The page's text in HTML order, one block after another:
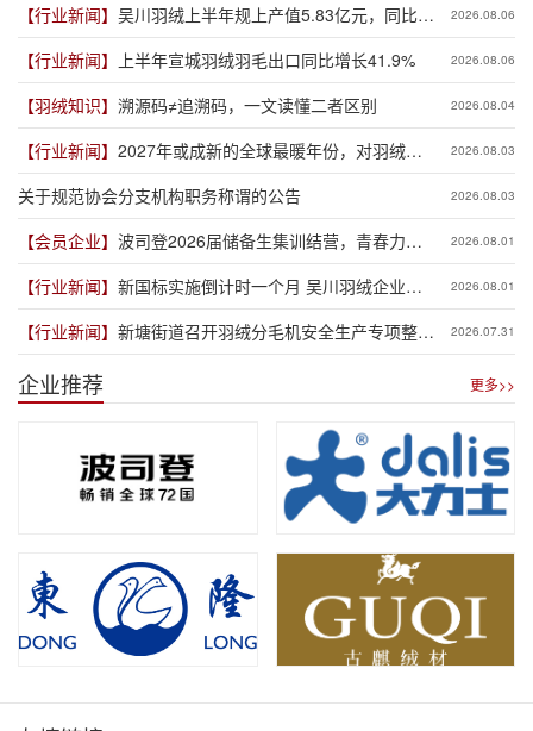
【行业新闻】 吴川羽绒上半年规上产值5.83亿元，同比增
长19.3%
2026.08.06
【行业新闻】 上半年宣城羽绒羽毛出口同比增长41.9% 2026.08.06
【羽绒知识】 溯源码≠追溯码，一文读懂二者区别 2026.08.04
【行业新闻】 2027年或成新的全球最暖年份，对羽绒产
业有何影响？
2026.08.03
关于规范协会分支机构职务称谓的公告 2026.08.03
【会员企业】 波司登2026届储备生集训结营，青春力量
赋能品牌新程
2026.08.01
【行业新闻】 新国标实施倒计时一个月 吴川羽绒企业集
体“抢跑”新规
2026.08.01
【行业新闻】 新塘街道召开羽绒分毛机安全生产专项整治
推进会
2026.07.31
企业推荐 更多>>